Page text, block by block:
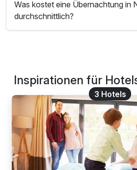
Was kostet eine Übernachtung in
durchschnittlich?
Inspirationen für
3 Hotels